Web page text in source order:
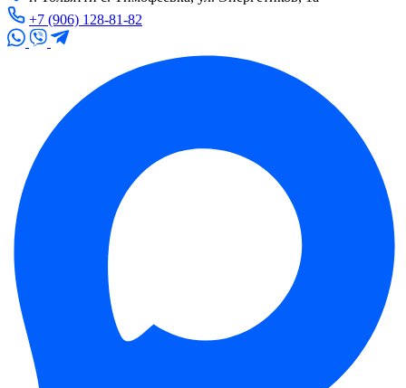
+7 (906) 128-81-82